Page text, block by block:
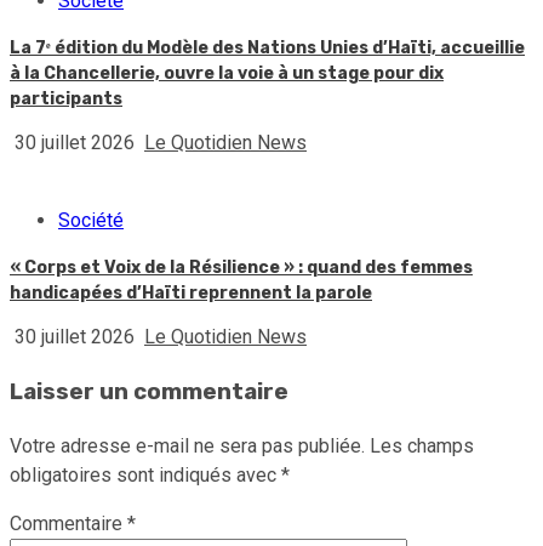
La 7ᵉ édition du Modèle des Nations Unies d’Haïti, accueillie
à la Chancellerie, ouvre la voie à un stage pour dix
participants
30 juillet 2026 Le Quotidien News
Société
« Corps et Voix de la Résilience » : quand des femmes
handicapées d’Haïti reprennent la parole
30 juillet 2026 Le Quotidien News
Laisser un commentaire
Votre adresse e-mail ne sera pas publiée. Les champs
obligatoires sont indiqués avec *
Commentaire *